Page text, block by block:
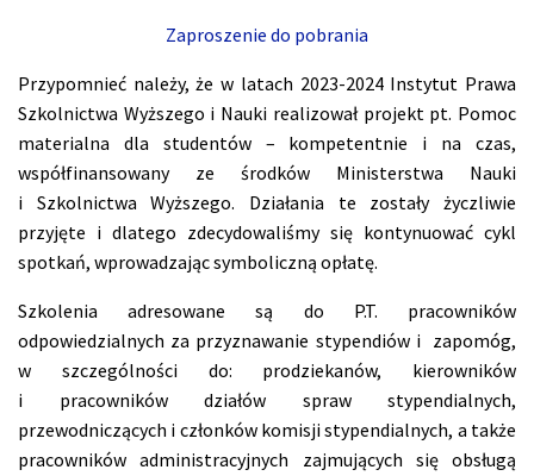
Zaproszenie do pobrania
Przypomnieć należy, że w latach 2023-2024 Instytut Prawa
Szkolnictwa Wyższego i Nauki realizował projekt pt. Pomoc
materialna dla studentów – kompetentnie i na czas,
współfinansowany ze środków Ministerstwa Nauki
i Szkolnictwa Wyższego. Działania te zostały życzliwie
przyjęte i dlatego zdecydowaliśmy się kontynuować cykl
spotkań, wprowadzając symboliczną opłatę.
Szkolenia adresowane są do P.T. pracowników
odpowiedzialnych za przyznawanie stypendiów i zapomóg,
w szczególności do: prodziekanów, kierowników
i pracowników działów spraw stypendialnych,
przewodniczących i członków komisji stypendialnych, a także
pracowników administracyjnych zajmujących się obsługą